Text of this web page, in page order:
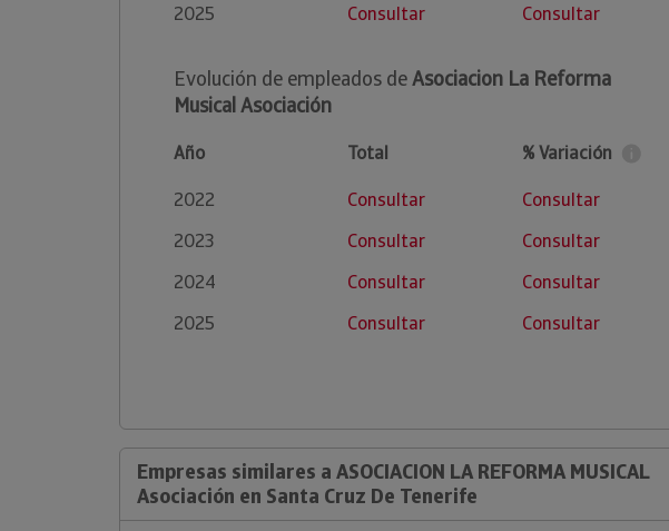
2025
Consultar Consultar
Evolución de empleados deAsociacion La Reforma
Musical Asociación
Año Total
% Variación
2022
Consultar
Consultar
2023
Consultar
Consultar
2024
Consultar
Consultar
2025
Consultar Consultar
Empresas similares a ASOCIACION LA REFORMA MUSICAL
Asociación en Santa Cruz De Tenerife